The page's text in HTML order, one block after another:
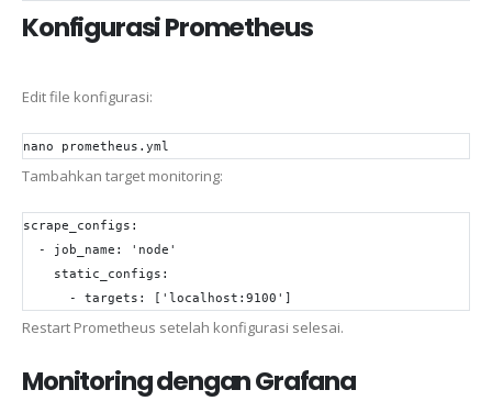
Konfigurasi Prometheus
Edit file konfigurasi:
nano prometheus.yml
Tambahkan target monitoring:
scrape_configs:
  - job_name:
'node'
    static_configs:
      - targets: [
'localhost:9100' ]
Restart Prometheus setelah konfigurasi selesai.
Monitoring dengan Grafana